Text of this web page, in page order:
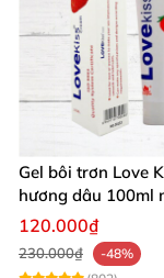
Gel bôi trơn Love
hương dâu 100ml
mượt an toàn thơm
120.000₫
230.000₫
-48%